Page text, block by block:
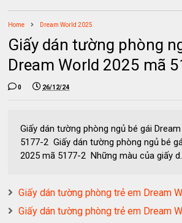
Home Dream World 2025
Giấy dán tường phòng
Dream World 2025 mã
0 26/12/24
Giấy dán tường phòng ngủ bé gái
5177-2 Giấy dán tường phòng ngủ bé
2025 mã 5177-2 Những màu của giấy
Giấy dán tường phòng trẻ em Dream
Giấy dán tường phòng trẻ em Dream